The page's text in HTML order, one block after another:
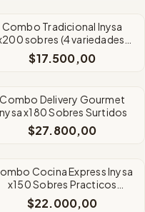
Combo Tradicional Inysa
sobres (4 variedades)
Individuales
$17.500,00
Combo Delivery Gourmet
x180 Sobres Surtidos
$27.800,00
Cocina Express Inysa
x150 Sobres Practicos
Individuales
$22.000,00